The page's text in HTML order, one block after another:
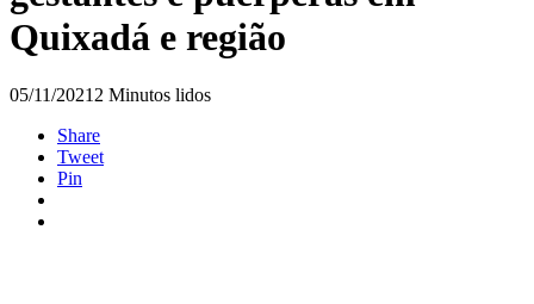
Quixadá e região
05/11/2021 2 Minutos lidos
Share
Tweet
Pin